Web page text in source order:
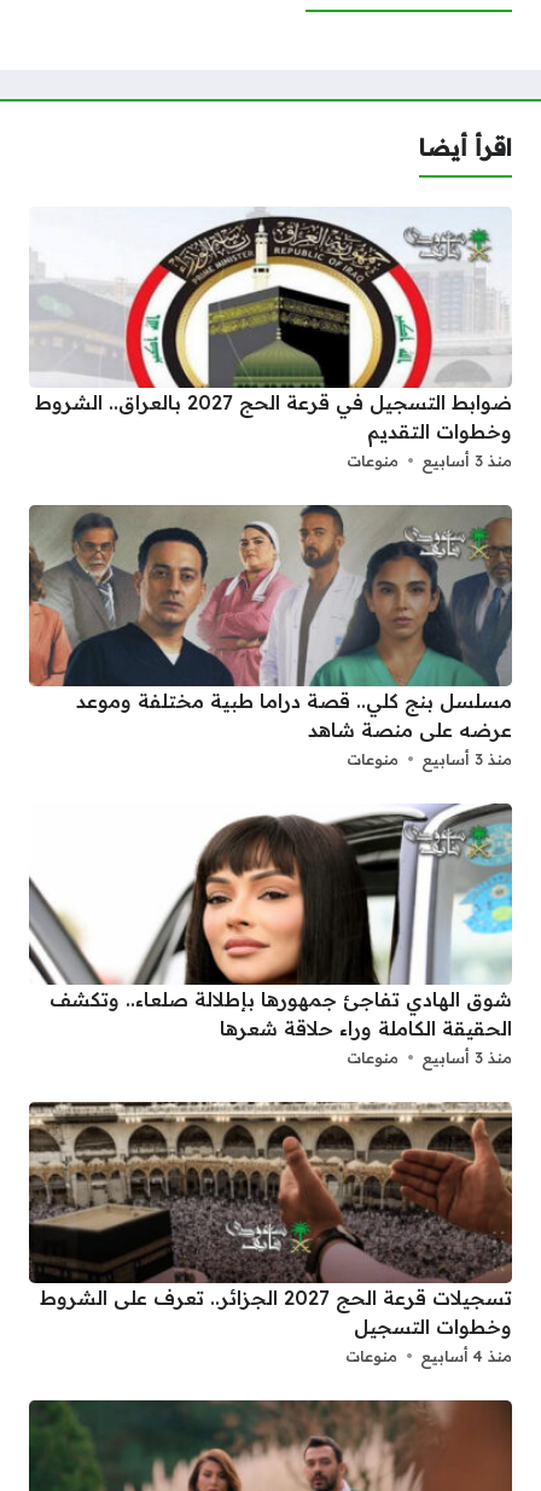
اقرأ أيضا
ضوابط التسجيل في قرعة الحج 2027 بالعراق.. الشروط
وخطوات التقديم
منذ 3 أسابيع منوعات
مسلسل بنج كلي.. قصة دراما طبية مختلفة وموعد
عرضه على منصة شاهد
منذ 3 أسابيع منوعات
شوق الهادي تفاجئ جمهورها بإطلالة صلعاء.. وتكشف
الحقيقة الكاملة وراء حلاقة شعرها
منذ 3 أسابيع منوعات
تسجيلات قرعة الحج 2027 الجزائر.. تعرف على الشروط
وخطوات التسجيل
منذ 4 أسابيع منوعات